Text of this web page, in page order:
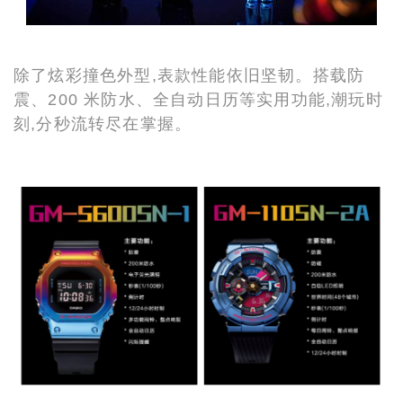
除了炫彩撞色外型,表款性能依旧坚韧。搭载防
震、200 米防水、全自动日历等实用功能,潮玩时
刻,分秒流转尽在掌握。